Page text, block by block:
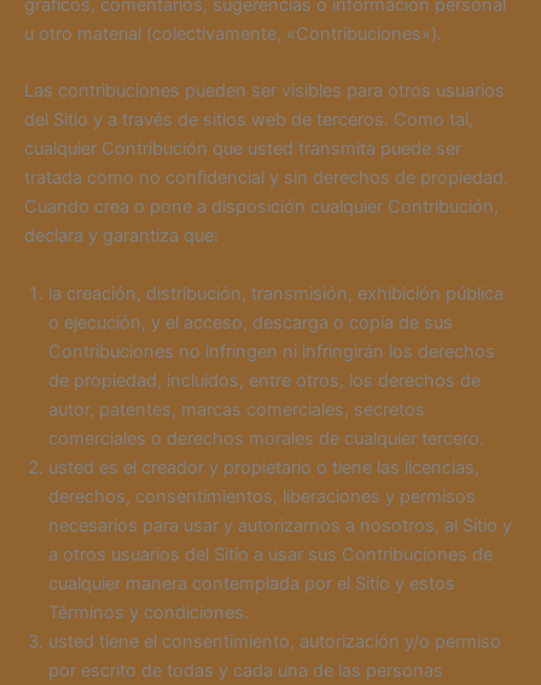
gráficos, comentarios, sugerencias o información personal
u otro material (colectivamente, «Contribuciones»).
Las contribuciones pueden ser visibles para otros usuarios
del Sitio y a través de sitios web de terceros. Como tal,
cualquier Contribución que usted transmita puede ser
tratada como no confidencial y sin derechos de propiedad.
Cuando crea o pone a disposición cualquier Contribución,
declara y garantiza que:
la creación, distribución, transmisión, exhibición pública
o ejecución, y el acceso, descarga o copia de sus
Contribuciones no infringen ni infringirán los derechos
de propiedad, incluidos, entre otros, los derechos de
autor, patentes, marcas comerciales, secretos
comerciales o derechos morales de cualquier tercero.
usted es el creador y propietario o tiene las licencias,
derechos, consentimientos, liberaciones y permisos
necesarios para usar y autorizarnos a nosotros, al Sitio y
a otros usuarios del Sitio a usar sus Contribuciones de
cualquier manera contemplada por el Sitio y estos
Términos y condiciones.
usted tiene el consentimiento, autorización y/o permiso
por escrito de todas y cada una de las personas